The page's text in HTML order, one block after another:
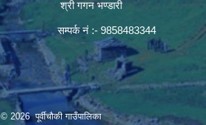
श्री गगन भण्डारी
सम्पर्क नं :- 9858483344
© 2026 पूर्वीचौकी गाउँपालिका